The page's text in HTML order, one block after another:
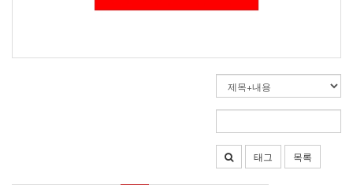
태그 목록